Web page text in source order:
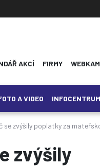
AKCÍ FIRMY
A VIDEO INFOCENTRUM
se zvýšily poplatky za
zvýšily